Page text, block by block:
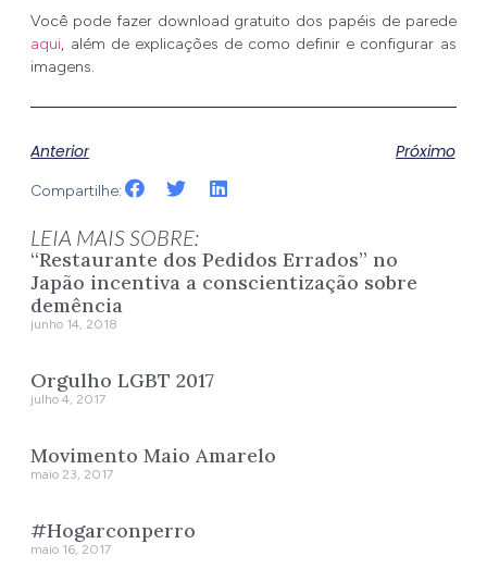
Você pode fazer download gratuito dos papéis de parede
aqui, além de explicações de como definir e configurar as
imagens.
Anterior Próximo
Compartilhe:
LEIA MAIS SOBRE:
“Restaurante dos Pedidos Errados” no
Japão incentiva a conscientização sobre
demência
junho 14, 2018
Orgulho LGBT 2017
julho 4, 2017
Movimento Maio Amarelo
maio 23, 2017
#Hogarconperro
maio 16, 2017